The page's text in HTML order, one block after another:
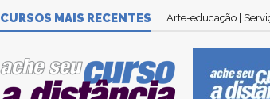
CURSOS MAIS RECENTES Arte-educação |